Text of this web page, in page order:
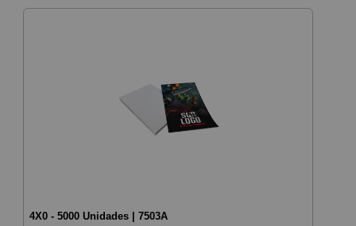
4X0 - 5000 Unidades | 7503A